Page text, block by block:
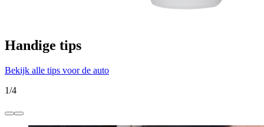
Handige tips
Bekijk alle tips voor de auto
1/4